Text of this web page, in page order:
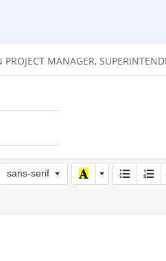
sans-serif